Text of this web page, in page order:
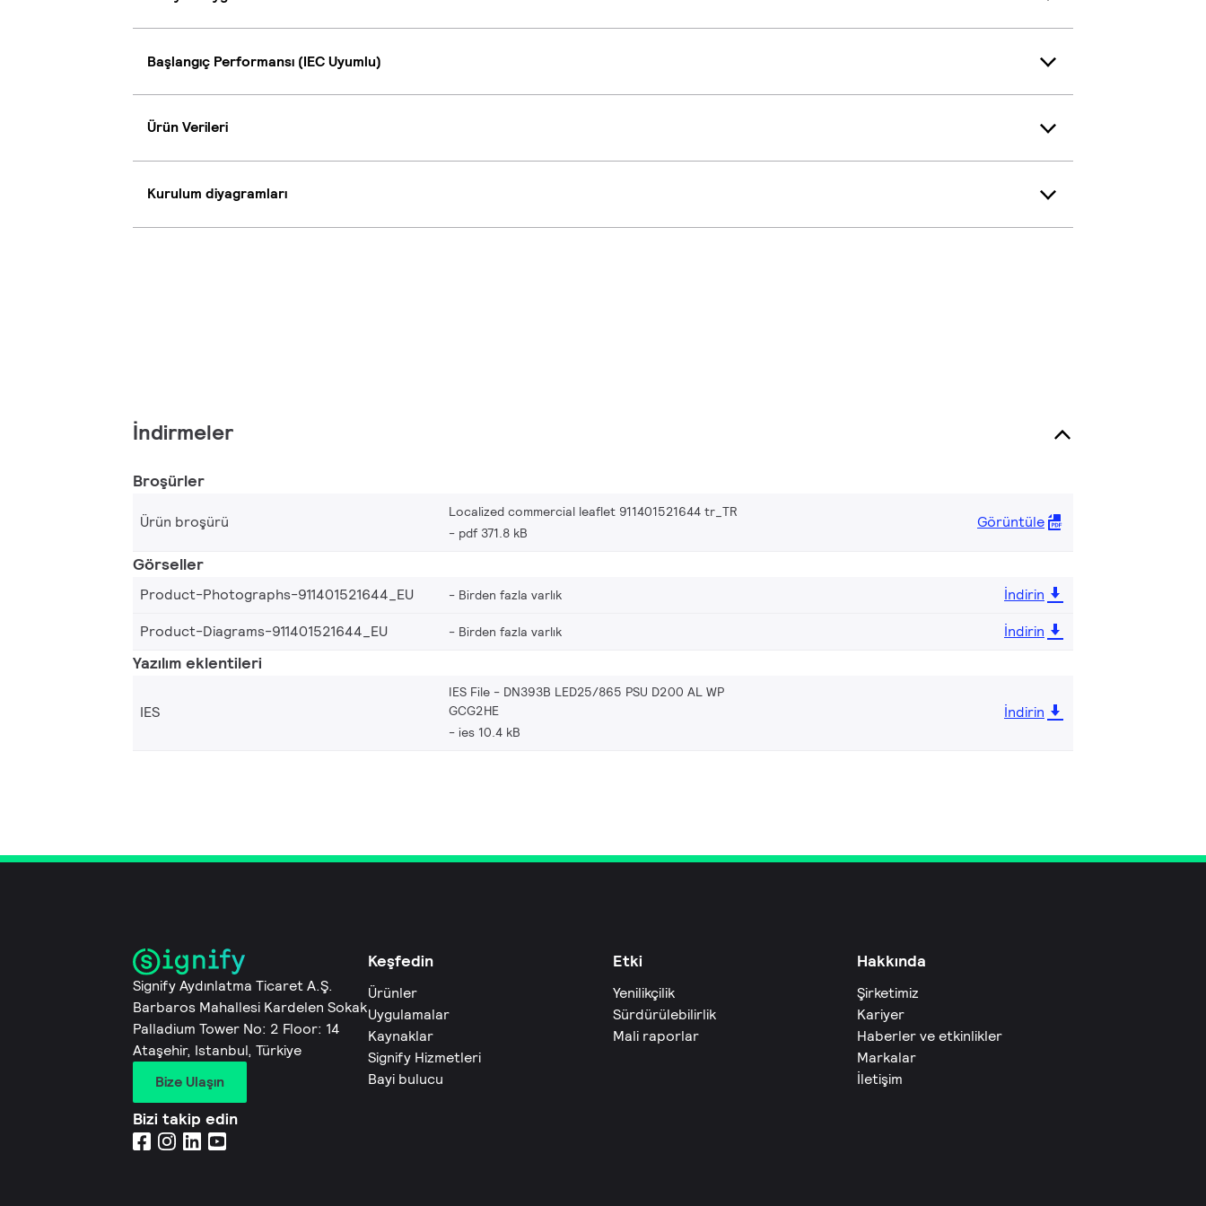
Başlangıç Performansı (IEC Uyumlu)
Ürün Verileri
Kurulum diyagramları
İndirmeler
Broşürler
Ürün broşürü
Localized commercial leaflet 911401521644 tr_TR
pdf 371.8 kB
Görüntüle
Görseller
Product-Photographs-911401521644_EU Birden fazla varlık
İndirin
Product-Diagrams-911401521644_EU
Birden fazla varlık İndirin
Yazılım eklentileri
IES
IES File - DN393B LED25/865 PSU D200 AL WP
GCG2HE
ies 10.4 kB
İndirin
Signify Aydınlatma Ticaret A.Ş.
Barbaros Mahallesi Kardelen Sokak
Palladium Tower No: 2 Floor: 14
Ataşehir, Istanbul, Türkiye
Bize Ulaşın
Bizi takip edin
Keşfedin
Ürünler
Uygulamalar
Kaynaklar
Signify Hizmetleri
Bayi bulucu
Etki
Yenilikçilik
Sürdürülebilirlik
Mali raporlar
Hakkında
Şirketimiz
Kariyer
Haberler ve etkinlikler
Markalar
İletişim